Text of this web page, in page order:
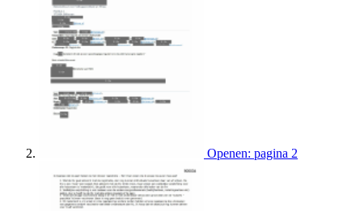
Openen: pagina 2